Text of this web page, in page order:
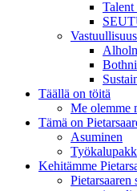
Talent
Täällä on töitä
Me olemme
Tämä on
Asuminen
Kehitämme